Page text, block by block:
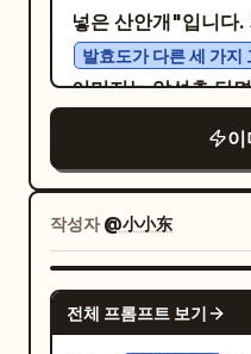
니다. 패널 콘텐츠 로직: 6개의 패널에는 다음
내용이 포함되어야
쌓아 올린 고기 메인
브레드 고기 랩 3. 고
슬라이스 고기 4. 고
오픈형 플랫브레드
의 클로즈업 메인 이
우러진 접시 위 고기
독립적인 고기 메인
널은 고기와 플랫브
의 캔, 개봉 상태,
게 표시. 7. '구매 신
진과 세련된 그래픽
이커머스 아트 디렉
비율과 접점을 가져
떠 있어서는 안 되며,
방해해서는 안 됩니
'LANXU', '고산 우
개', '원엽 형태', '풍
여름의 달콤함을 정성
두툼한 과육 / 달콤하고 과
구사항: 브랜드명과
제품명은 하단 메인
은 태그는 더 작게
처럼 깔끔한 레이아
넣은 산안개"입니다.
발효도가 다른 세 가지
이미지는 암석층 단
조합하여 보여줍니
풍경 일러스트가 아
선, 안개 층으로 구성
입니다. 구도는 전경
한 수평적 사진 촬영
상자는 카메라를 정
이
작성자@小小东
전체 프롬프트 보기